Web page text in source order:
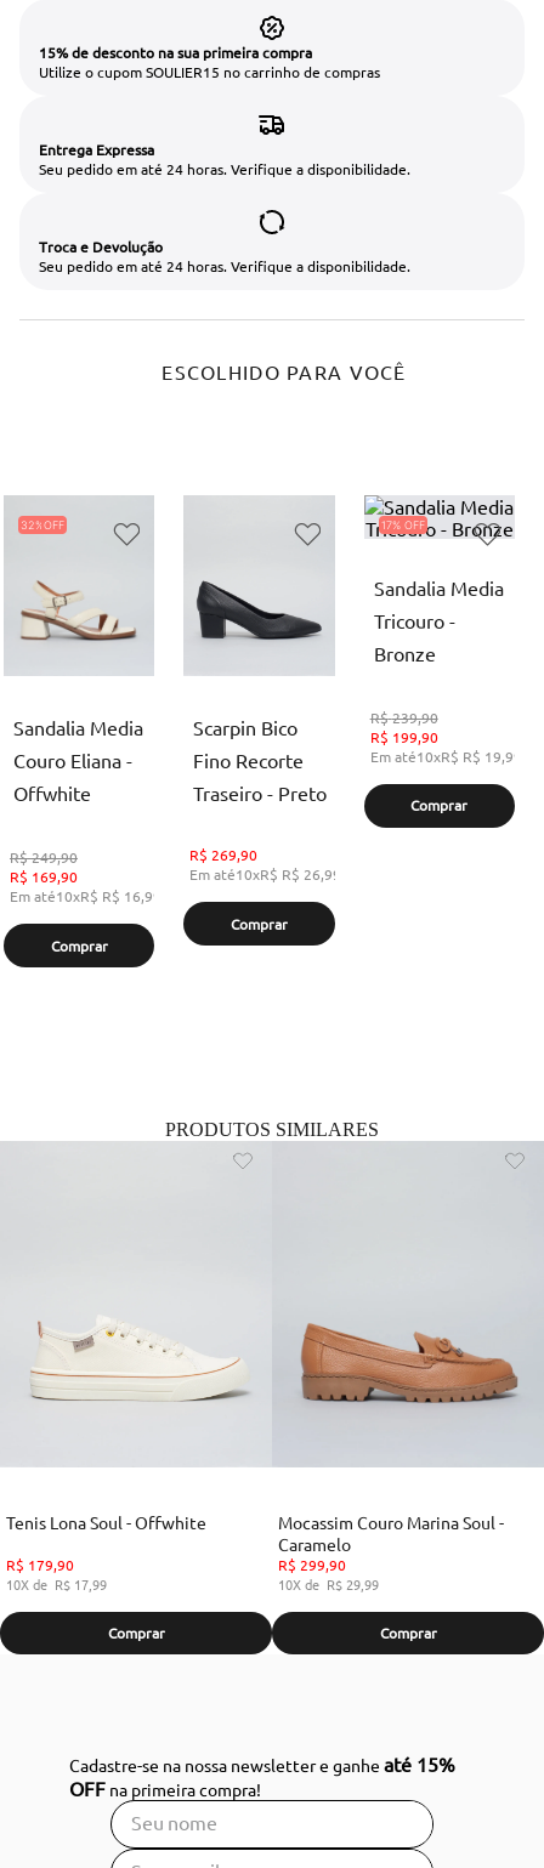
15% de desconto na sua primeira compra
Utilize o cupom SOULIER15 no carrinho de compras
Entrega Expressa
Seu pedido em até 24 horas. Verifique a disponibilidade.
Troca e Devolução
Seu pedido em até 24 horas. Verifique a disponibilidade.
ESCOLHIDO PARA VOCÊ
32%
Sandalia Media
Couro Eliana -
Offwhite
R$249,90
R$ 169,90
Em até10xR$ R$ 16,99
Comprar
Scarpin Bico
Fino Recorte
Traseiro - Preto
R$ 269,90
Em até10xR$ R$ 26,99
Comprar
17%
Sandalia Media
Tricouro -
Bronze
R$239,90
R$ 199,90
Em até10xR$ R$ 19,99
Comprar
PRODUTOS SIMILARES
Tenis Lona Soul - Offwhite
R$ 179,90
10
R$ 17,99
Comprar
Mocassim Couro Marina Soul -
Caramelo
R$ 299,90
10
R$ 29,99
Comprar
Cadastre-se na nossa newsletter e ganheaté 15%
OFF na primeira compra!